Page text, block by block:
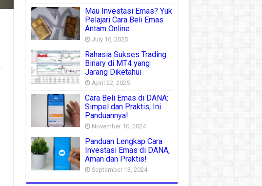
Mau Investasi Emas? Yuk
Pelajari Cara Beli Emas
Antam Online
July 16, 2025
Rahasia Sukses Trading
Binary di MT4 yang
Jarang Diketahui
April 22, 2025
Cara Beli Emas di DANA:
Simpel dan Praktis, Ini
Panduannya!
November 10, 2024
Panduan Lengkap Cara
Investasi Emas di DANA,
Aman dan Praktis!
September 13, 2024